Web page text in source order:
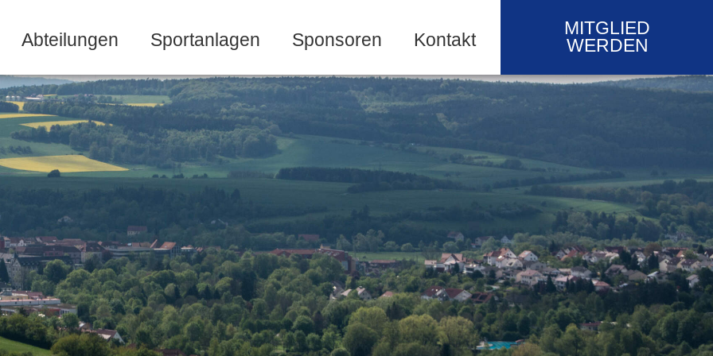
Abteilungen Sportanlagen Sponsoren Kontakt
MITGLIED
WERDEN